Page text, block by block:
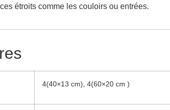
étroits comme les couloirs ou entrées.
4(40×13 cm), 4(60×20 cm )